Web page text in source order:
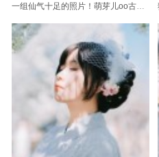
一组仙气十足的照片！萌芽儿oo古装cos合集欣赏